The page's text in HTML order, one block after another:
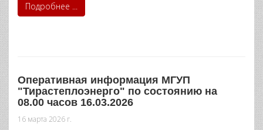
Подробнее ...
Оперативная информация МГУП
"Тирастеплоэнерго" по состоянию на
08.00 часов 16.03.2026
16 марта 2026 г.